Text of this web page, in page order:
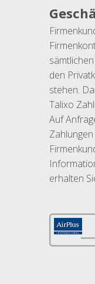
den
stehen.
Talixo
Auf
erhalten